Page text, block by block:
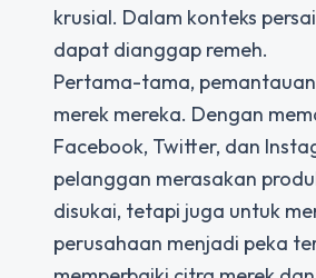
krusial. Dalam konteks
dapat dianggap remeh.
Pertama-tama,
merek mereka. Dengan
Facebook, Twitter, dan
pelanggan merasakan
disukai, tetapi juga untuk
perusahaan menjadi peka